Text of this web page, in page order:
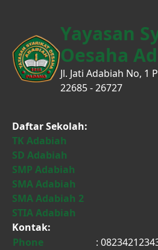
Yayasan
Oesaha
Jl. Jati Adabiah No, 1
22685 - 26727
Daftar Sekolah:
TK Adabiah
SD Adabiah
SMP Adabiah
SMA Adabiah
SMA Adabiah 2
STIA Adabiah
Kontak:
Phone
: